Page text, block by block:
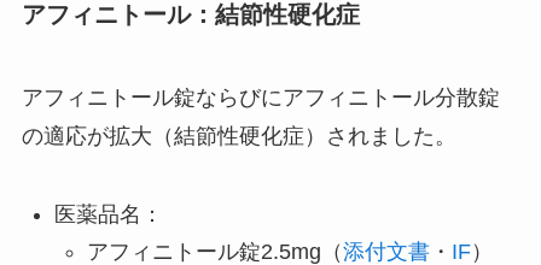
アフィニトール：結節性硬化症
アフィニトール錠ならびにアフィニトール分散錠
の適応が拡大（結節性硬化症）されました。
医薬品名：
アフィニトール錠2.5mg（添付文書・ IF）